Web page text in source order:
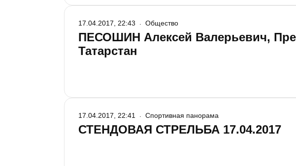
ПЕСОШИН Алексей Валерьевич,
Татарстан
17.04.2017, 22:43 Общество
СТЕНДОВАЯ СТРЕЛЬБА 17.04.2017
17.04.2017, 22:41 Спортивная панорама